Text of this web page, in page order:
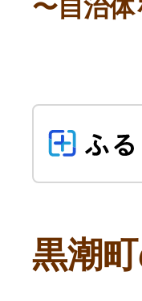
〜自治
黒潮